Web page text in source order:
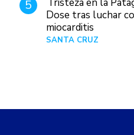
5
Dose tras luchar
miocarditis
SANTA CRUZ